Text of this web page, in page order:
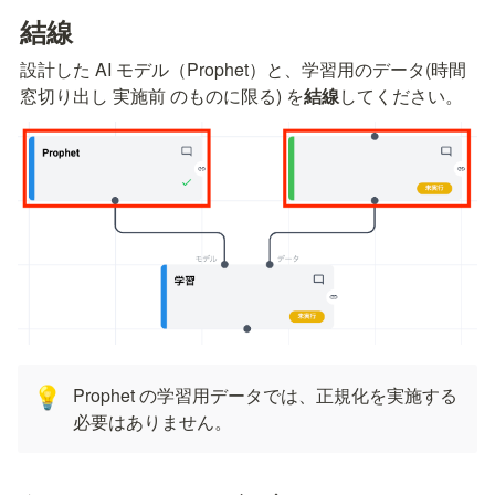
結線
設計した AI モデル（Prophet）と、学習用のデータ(時間
窓切り出し 実施前 のものに限る) を結線してください。
💡
Prophet の学習用データでは、正規化を実施する
必要はありません。